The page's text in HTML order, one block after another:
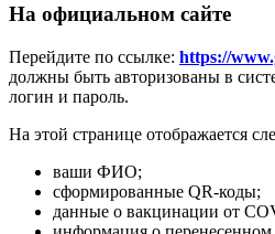
На официальном сайте
Перейдите по ссылке: https://
должны быть авторизованы в
логин и пароль.
На этой странице отображается
ваши ФИО;
сформированные QR-коды;
данные о вакцинации от